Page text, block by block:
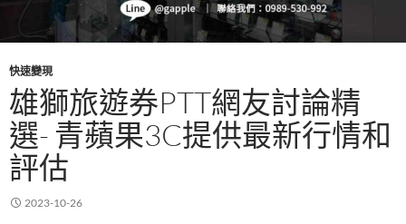
快速變現
雄獅旅遊券PTT網友討論精
選- 青蘋果3C提供最新行情和
評估
2023-10-26